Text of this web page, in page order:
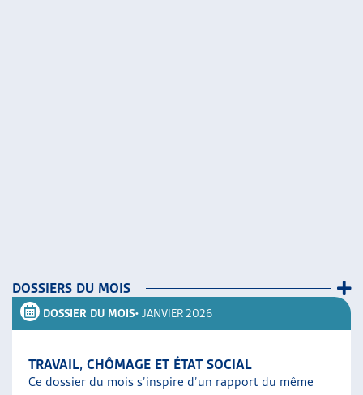
DOSSIERS DU MOIS
DOSSIER DU MOIS• JANVIER 2026
TRAVAIL, CHÔMAGE ET ÉTAT SOCIAL
Ce dossier du mois s’inspire d’un rapport du même